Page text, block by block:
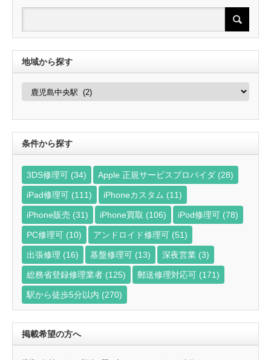
地域から探す
す
条件から探す
3DS修理可 (34) Apple 正規サービスプロバイダ (28)
iPad修理可 (111) iPhoneカスタム (11)
iPhone販売 (31) iPhone買取 (106) iPod修理可 (78)
PC修理可 (10) アンドロイド修理可 (51)
出張修理 (16) 基盤修理可 (13) 深夜営業 (3)
総務省登録修理業者 (125) 郵送修理対応可 (171)
駅から徒歩5分以内 (270)
掲載希望の方へ